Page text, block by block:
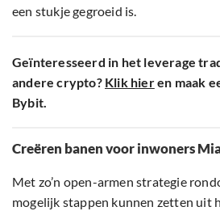
een stukje gegroeid is.
Geïnteresseerd in het leverage
andere crypto? Klik hieren maak
Bybit.
Creëren banen voor inwoners
Met zo’n open-armen strategie
mogelijk stappen kunnen zetten uit